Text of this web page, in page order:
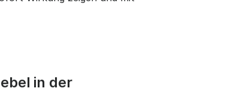
in der